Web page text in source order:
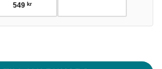
549 kr
ND16 mängd